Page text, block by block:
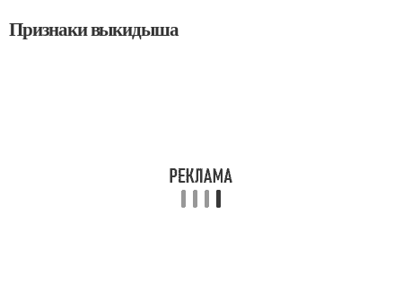
Признаки выкидыша